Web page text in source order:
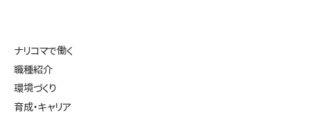
ナリコマで働く
職種紹介
環境づくり
育成・キャリア